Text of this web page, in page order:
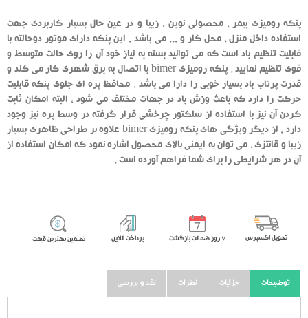
رای
دهنده
پنکه رومیزی بیمر ، محصولی نوین ، زیبا و در عین حال بسیار کاربردی جهت
استفاده داخل منزل ، محل کار و ... می باشد . این پنکه دارای موتور دوحالته با
قابلیت تنظیم باد است که می توانید بسته به نیاز خود آن را روی حالت متوسط و
قوی تنظیم نمایید . پنکه رومیزی bimer با اتصال به برق شهری کار می کند و
قدرت پرتاب باد بسیار خوبی را دارا می باشد . محافظ پره ای جلوی پنکه قابلیت
حرکت را دارد که باعث وزش باد در جهات مختلف می شود ، البته امکان ثابت
کردن آن نیز با استفاده از سلکتور چرخشی قرار گرفته در وسط پره نیز وجود
دارد . از دیگر ویژگی های پنکه رومیزی bimer علاوه بر طراحی ظاهری بسیار
زیبا و قانتزی ، می توان به ایمنی بالای محصول اشاره نمود که امکان استفاده از
آن در هر شرایطی را برای شما فراهم آورده است .
تحویل اکسپرس ٧ روز ضمانت بازگشت پرداخت آنلاین تضمین بهترین قیمت
توضیحات جزئیات نظرات نقد و بررسی